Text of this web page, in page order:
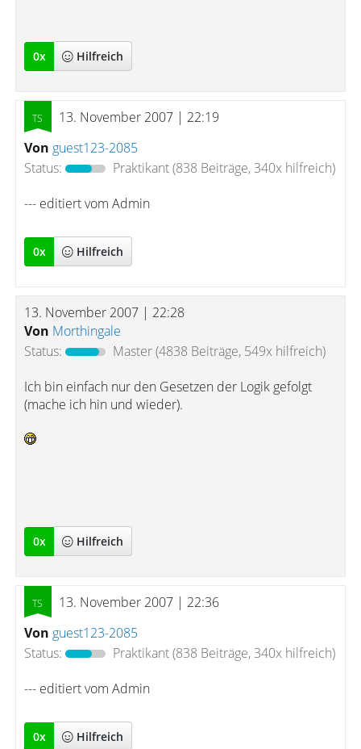
0x Hilfreich
13. November 2007 | 22:19
Von guest123-2085
Status:
Praktikant(838 Beiträge, 340x hilfreich)
--- editiert vom Admin
0x Hilfreich
13. November 2007 | 22:28
Von Morthingale
Status:
Master(4838 Beiträge, 549x hilfreich)
Ich bin einfach nur den Gesetzen der Logik gefolgt
(mache ich hin und wieder).
0x Hilfreich
13. November 2007 | 22:36
Von guest123-2085
Status:
Praktikant(838 Beiträge, 340x hilfreich)
--- editiert vom Admin
0x Hilfreich